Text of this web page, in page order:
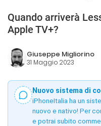
Quando arriverà
Apple TV+?
Giuseppe Migliorino
31 Maggio 2023
Nuovo sistema di
iPhoneItalia ha un
nuovo e nativo! Per
e potrai subito